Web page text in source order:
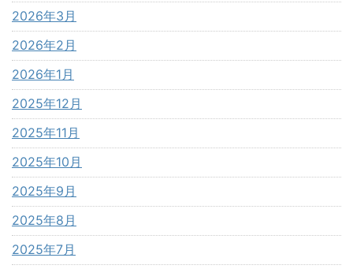
2026年3月
2026年2月
2026年1月
2025年12月
2025年11月
2025年10月
2025年9月
2025年8月
2025年7月